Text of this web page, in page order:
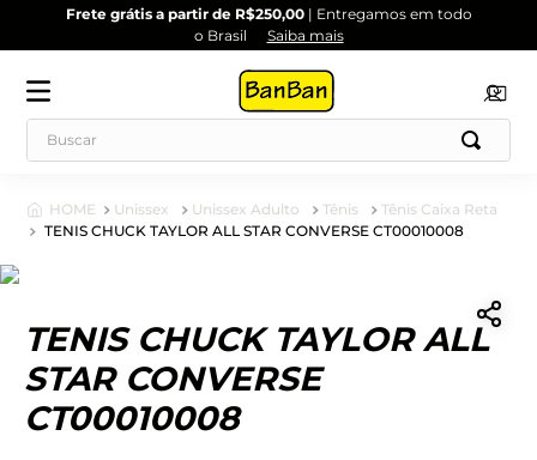
Frete grátis a partir de R$250,00| Entregamos em todo
o Brasil
Saiba mais
Unissex Unissex Adulto Tênis
Tênis Caixa Reta
TENIS CHUCK TAYLOR ALL STAR CONVERSE CT00010008
TENIS CHUCK TAYLOR ALL
STAR CONVERSE
CT00010008